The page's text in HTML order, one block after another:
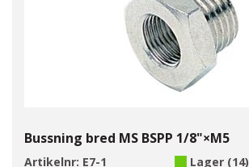
Bussning bred MS BSPP 1/8"×M5
Artikelnr: E7-1
Lager (14)